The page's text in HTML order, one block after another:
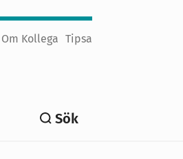
Om Kollega Tipsa
Sök